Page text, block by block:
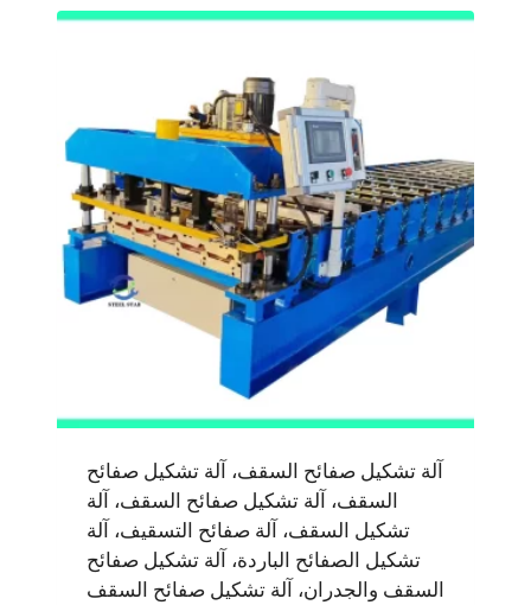
آلة تشكيل صفائح السقف، آلة تشكيل صفائح
السقف، آلة تشكيل صفائح السقف، آلة
تشكيل السقف، آلة صفائح التسقيف، آلة
تشكيل الصفائح الباردة، آلة تشكيل صفائح
السقف والجدران، آلة تشكيل صفائح السقف